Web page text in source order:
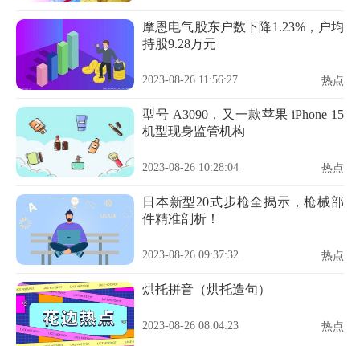
摩恩电气股东户数下降1.23%，户均
持股9.28万元
2023-08-26 11:56:27 热点
型号 A3090，又一款苹果 iPhone 15
机型现身监管机构
2023-08-26 10:28:04 热点
日本新型20式步枪全揭示，枪械部
件精准剖析！
2023-08-26 09:37:32 热点
烘托拼音（烘托造句）
2023-08-26 08:04:23 热点